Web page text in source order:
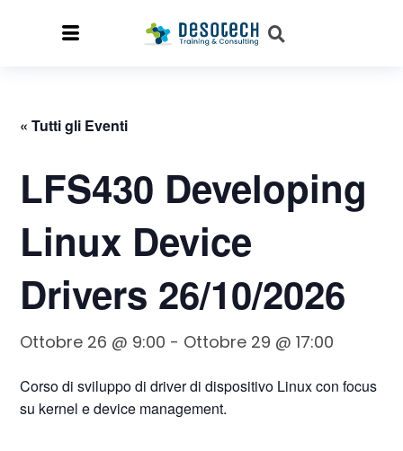
« Tutti gli Eventi
LFS430 Developing
Linux Device
Drivers 26/10/2026
Ottobre 26 @ 9:00 - Ottobre 29 @ 17:00
Corso di sviluppo di driver di dispositivo Linux con focus
su kernel e device management.